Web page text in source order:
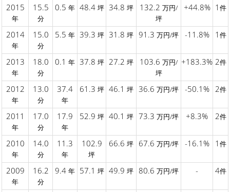
2015
年
15.5
分
0.5 年 48.4 坪 34.8 坪 132.2 万円/
坪
+44.8% 1 件
2014
年
15.0
分
5.5 年 39.3 坪 31.8 坪 91.3 万円/坪 -11.8% 1 件
2013
年
18.0
分
0.1 年 37.8 坪 27.2 坪 103.6 万円/
坪
+183.3% 2件
2012
年
13.0
分
37.4
年
61.3 坪 46.1 坪 36.6 万円/坪 -50.1% 2件
2011
年
17.0
分
17.9
年
52.9 坪 40.1 坪 73.3 万円/坪 +8.3% 2件
2010
年
14.0
分
11.3
年
102.9
坪
66.6 坪 67.6 万円/坪 -16.1% 1 件
2009
年
16.2
分
9.4 年 57.1 坪 49.9 坪 80.6 万円/坪 - 4件